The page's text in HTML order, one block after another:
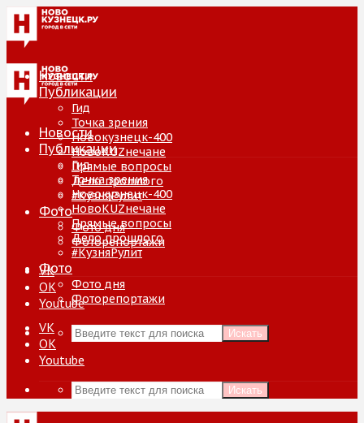
Новости
Публикации
Гид
Точка зрения
Новокузнецк-400
НовоKUZнечане
Прямые вопросы
Дело прошлого
#КузняРулит
Фото
Фото дня
Фоторепортажи
VK
ОК
Youtube
Искать
Новости
Публикации
Гид
Точка зрения
Новокузнецк-400
НовоKUZнечане
Прямые вопросы
Дело прошлого
#КузняРулит
Фото
Фото дня
Фоторепортажи
VK
ОК
Youtube
Искать